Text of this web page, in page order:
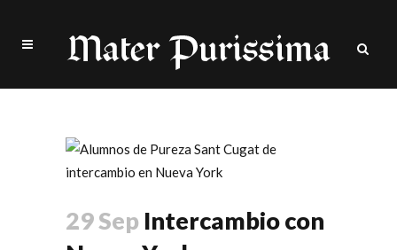
29 Sep Intercambio con